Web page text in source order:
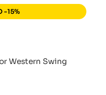
-15%
Western Swing